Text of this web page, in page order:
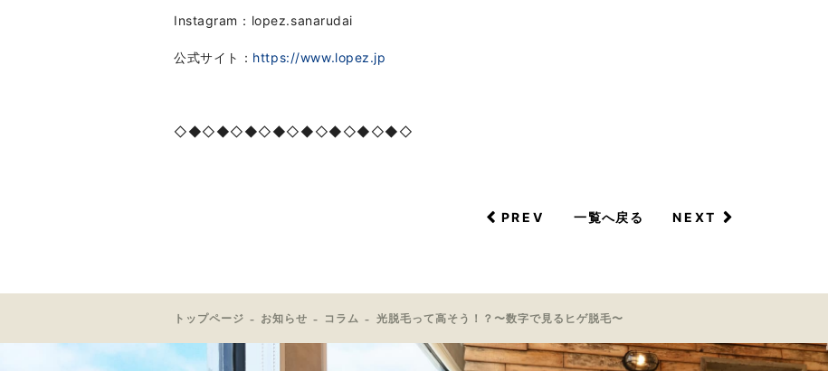
Instagram ： lopez.sanarudai
公式サイト： https://www.lopez.jp
◇◆◇◆◇◆◇◆◇◆◇◆◇◆◇◆◇
PREV 一覧へ戻る NEXT
トップページ お知らせ コラム 光脱毛って高そう！？〜数字で見るヒゲ脱毛〜